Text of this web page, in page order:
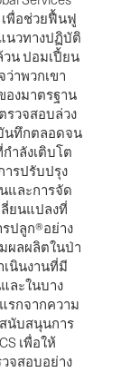
เพื่อช่วยฟื้นฟู
นวทางปฏิบัติ
น ปอมเปี้ยน
าพวกเขา
องมาตรฐาน
รวจสอบล่วง
นทึกตลอดจน
าลังเติบโต
รปรับปรุง
และการจัด
ยนแปลงที่
ปลูก®อย่าง
ผลผลิตในป่า
นินงานที่มี
ละในบาง
รกจากความ
นับสนุนการ
เพื่อให้
จสอบอย่าง